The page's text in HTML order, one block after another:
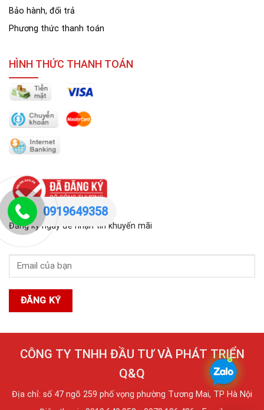
Bảo hành, đổi trả
Phương thức thanh toán
HÌNH THỨC THANH TOÁN
Đăng ký ngay để nhận tin khuyến mãi
CÔNG TY TNHH ĐẦU TƯ VÀ PHÁT TRIỂN
Q&Q
Địa chỉ: số 47 ngõ 259 phố vọng phường Tương Mai, TP Hà Nội
0919649358